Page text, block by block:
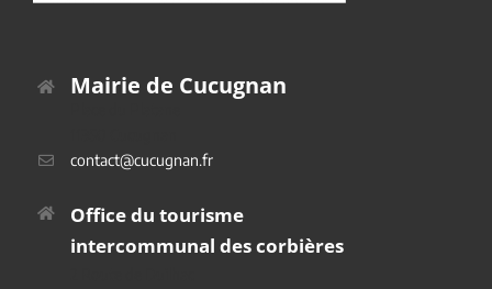
Mairie de Cucugnan
contact@cucugnan.fr
Office du tourisme
intercommunal des corbières